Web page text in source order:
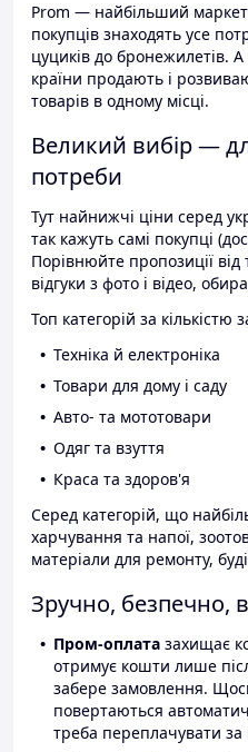
Prom — найбільший
покупців знаходять усе
цуциків до бронежилетів. А
країни продають і
товарів в одному місці.
Великий вибір —
потреби
Тут найнижчі ціни серед
так кажуть самі покупці
Порівнюйте пропозиції
відгуки з фото і відео,
Топ категорій за кількістю
Техніка й електроніка
Товари для дому і саду
Авто- та мототовари
Одяг та взуття
Краса та здоров'я
Серед категорій, що
харчування та напої,
матеріали для ремонту,
Зручно, безпечно,
Пром-оплата захищає
отримує кошти лише
забере замовлення.
повертаються
треба переплачувати за